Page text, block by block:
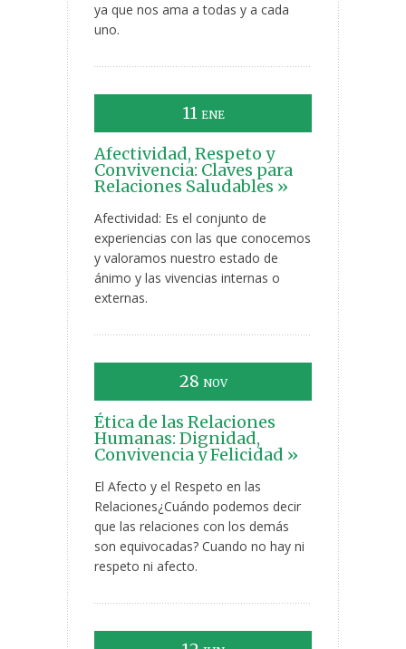
ya que nos ama a todas y a cada
uno.
11 ENE
Afectividad, Respeto y
Convivencia: Claves para
Relaciones Saludables »
Afectividad: Es el conjunto de
experiencias con las que conocemos
y valoramos nuestro estado de
ánimo y las vivencias internas o
externas.
28 NOV
Ética de las Relaciones
Humanas: Dignidad,
Convivencia y Felicidad »
El Afecto y el Respeto en las
Relaciones¿Cuándo podemos decir
que las relaciones con los demás
son equivocadas? Cuando no hay ni
respeto ni afecto.